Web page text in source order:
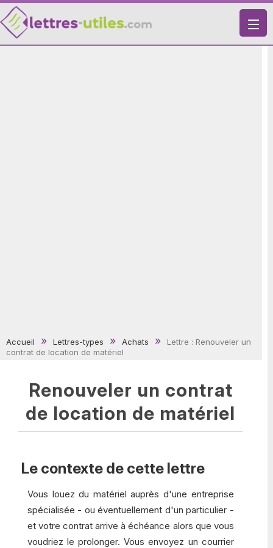
X
Accueil Lettres-types Achats
Lettre : Renouveler un
contrat de location de matériel
Renouveler un contrat
de location de matériel
Le contexte de cette lettre
Vous louez du matériel auprès d'une entreprise
spécialisée - ou éventuellement d'un particulier -
et votre contrat arrive à échéance alors que vous
voudriez le prolonger. Vous envoyez un courrier